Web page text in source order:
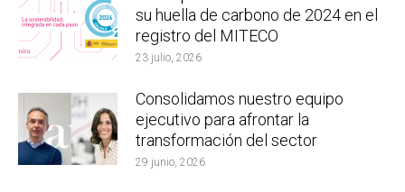
su huella de carbono de 2024 en el
registro del MITECO
23 julio, 2026
Consolidamos nuestro equipo
ejecutivo para afrontar la
transformación del sector
29 junio, 2026